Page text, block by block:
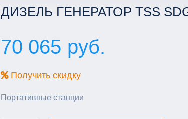
ДИЗЕЛЬ ГЕНЕРАТОР TSS
70 065 руб.
Получить скидку
Портативные станции